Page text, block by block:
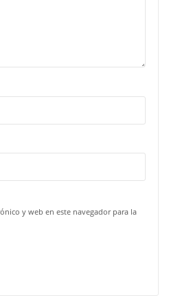
y web en este navegador para la